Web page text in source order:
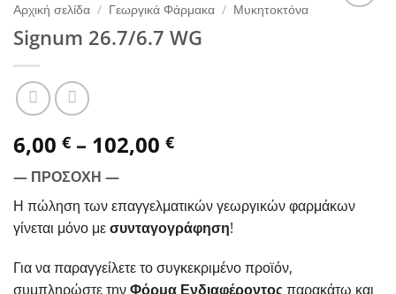
Αρχική σελίδα / Γεωργικά Φάρμακα / Μυκητοκτόνα
Signum 26.7/6.7 WG
6,00 € – 102,00 €Price
through
102,00 €
— ΠΡΟΣΟΧΗ —
Η πώληση των επαγγελματικών γεωργικών φαρμάκων
γίνεται μόνο μεσυνταγογράφηση!
Για να παραγγείλετε το συγκεκριμένο προϊόν,
συμπληρώστε τηνΦόρμα Ενδιαφέροντοςπαρακάτω και